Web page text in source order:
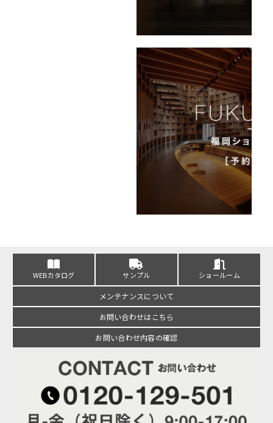
WEBカタログ サンプル ショールーム
メンテナンスについて
お問い合わせはこちら
お問い合わせ内容の確認